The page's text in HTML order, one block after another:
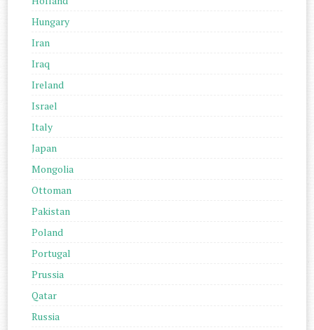
Hungary
Iran
Iraq
Ireland
Israel
Italy
Japan
Mongolia
Ottoman
Pakistan
Poland
Portugal
Prussia
Qatar
Russia